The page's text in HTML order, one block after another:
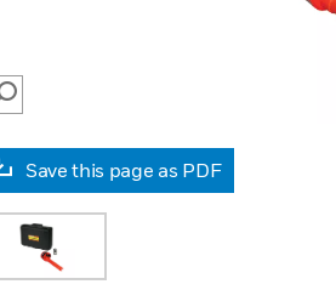
SEARCH
Save this page as PDF